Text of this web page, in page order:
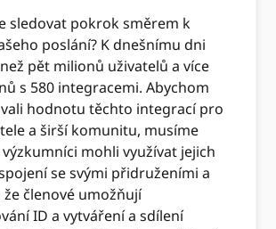
sledovat pokrok směrem k
poslání? K dnešnímu dni
pět milionů uživatelů a více
s 580 integracemi. Abychom
hodnotu těchto integrací pro
a širší komunitu, musíme
mohli využívat jejich
se svými přidruženími a
že členové umožňují
ID a vytváření a sdílení